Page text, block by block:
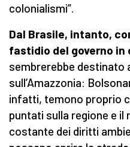
colonialismi”.
Dal Brasile, intanto,
fastidio del governo in
sembrerebbe destinato
sull’Amazzonia:
infatti, temono proprio
puntati sulla regione e il
costante dei diritti